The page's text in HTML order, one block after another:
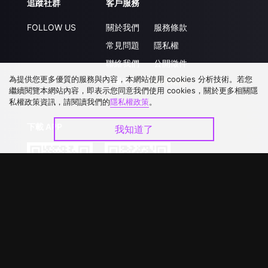
追蹤社群
FOLLOW US
客戶服務
關於我們
常見問題
聯絡我們
升級VIP
服務條款
隱私權
公開徵件
合作洽談
為提供您更多優質的服務與內容，本網站使用 cookies 分析技術。若您
繼續閱覽本網站內容，即表示您同意我們使用 cookies，關於更多相關隱
私權政策資訊，請閱讀我們的隱私權政策。
我知道了